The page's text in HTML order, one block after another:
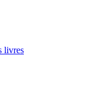
livres